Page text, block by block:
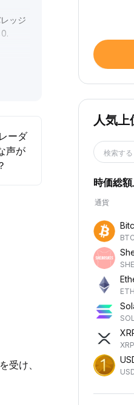
ッジ
.
基礎
して
ーダ
声が
受け、
人気上
検索する
時価総
通貨
BTC
ETH
SOL
XRP